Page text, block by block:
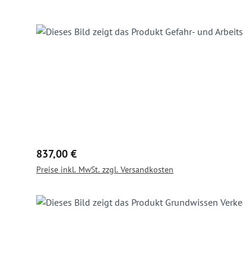
Regulärer Preis:
837,00 €
Preise inkl. MwSt. zzgl. Versandkosten